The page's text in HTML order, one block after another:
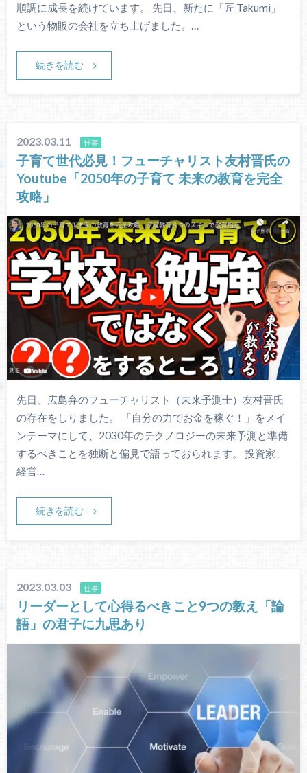
順調に成長を続けています。 先日、新たに「匠 Takumi」
という物販の会社を立ち上げました。…
続きを読む
2023.03.11 仕事
子育て世代必見！フューチャリスト友村晋氏の
Youtube「2050年の子育て 未来の教育を完全
攻略」
先日、広島弁のフューチャリスト（未来予測士）友村晋氏
の存在をしりました。 「自分の力でお金を稼ぐ！」をメイ
ンテーマにして、2030年のテクノロジーの未来予測と準備
するべきことを独断と偏見で語っておられます。 投資家、
経営…
続きを読む
2023.03.03 仕事
リーダーとして心得るべきこと9つの教え「論
語」の君子に九思あり